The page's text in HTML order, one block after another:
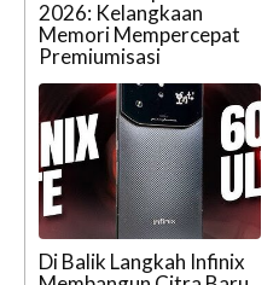
2026: Kelangkaan
Memori Mempercepat
Premiumisasi
Di Balik Langkah Infinix